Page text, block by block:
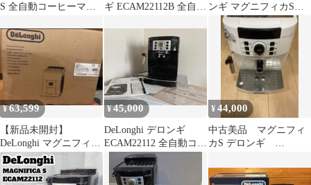
S 全自動コーヒーマシ
ギ ECAM22112B 全自動
ンギ マグニフィカS専
用 保護フィルム 透明
¥63,599
【新品未開封】
DeLonghi マグニフィカ
S ECAM22112B
¥45,000
DeLonghi デロンギ
ECAM22112 全自動コー
ヒーマシン
¥44,000
中古美品 マグニフィ
カS デロンギ
済